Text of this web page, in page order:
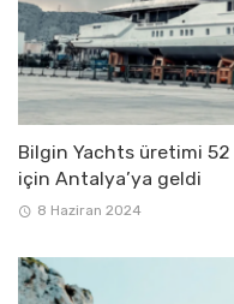
Bilgin Yachts üretimi
için Antalya’ya geldi
8 Haziran 2024